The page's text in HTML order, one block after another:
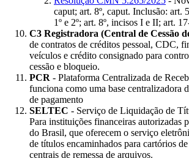
caput; art. 8º, caput. Inclusão: art.
1º e 2º; art. 8º, incisos I e II; art.
C3 Registradora (Central de Cessão
de contratos de créditos pessoal, CDC,
veículos e crédito consignado para
cessão e bloqueio.
PCR - Plataforma Centralizada de
funciona como uma base centralizadora
de pagamento
SELTEC - Serviço de Liquidação de
Para instituições financeiras autorizadas
do Brasil, que oferecem o serviço
de títulos encaminhados para cartórios
centrais de remessa de arquivos.